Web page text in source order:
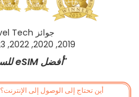
جوائز World Travel Tech
2019, 2020, 2022, 2023, 2024, 2025
"أفضل eSIM للسفر في العالم"
أين تحتاج إلى الوصول إلى الإنترنت؟